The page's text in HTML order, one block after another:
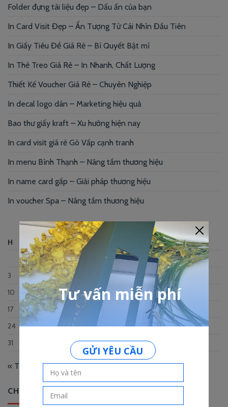
Folder đựng tài liệu đẹp – Dấu ấn của bạn
In Card Visit Đẹp – Ấn Tượng Từ Cái Nhìn Đầu Tiên
In Giấy Tiêu Đề Giá Rẻ – Bí Quyết Bật mí
In Thẻ Treo Giá Rẻ – In Nhanh, Chất Lượng
Thiết Kế Voucher Giá Rẻ – Chuyên Nghiệp
In decal logo dán – Marketing hiệu quả
Bao thư giấy kraft – Xu hướng hiện nay
In card visit giá rẻ Gò Vấp cạnh tranh
In menu Bình Thạnh – Nâng tầm thương hiệu
In name card gấp – Giải pháp thương hiệu
In voucher Spa – Nâng tầm thương hiệu
Tháng Tám 2026
H B T B
C
1
2
3
4 5 7 8
10
11 12 13 14 15
17
18 20 21 22
24
25 26 27 28 29
30
31
« Th12
CHUYÊN MỤC